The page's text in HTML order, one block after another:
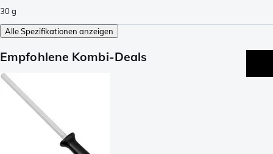
30g
Alle Spezifikationen anzeigen
Empfohlene Kombi-Deals